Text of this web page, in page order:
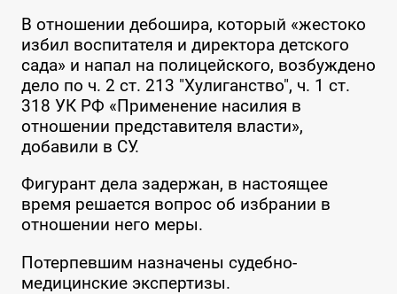
В отношении дебошира, который «жестоко
избил воспитателя и директора детского
сада» и напал на полицейского, возбуждено
дело по ч. 2 ст. 213 "Хулиганство", ч. 1 ст.
318 УК РФ «Применение насилия в
отношении представителя власти»,
добавили в СУ.
Фигурант дела задержан, в настоящее
время решается вопрос об избрании в
отношении него меры.
Потерпевшим назначены судебно-
медицинские экспертизы.